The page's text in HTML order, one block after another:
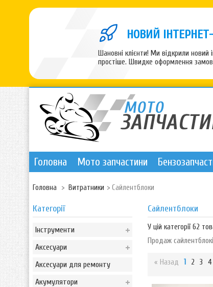
НОВИЙ
Шановні клієнти! Ми відкрили
простіше. Швидке оформлення
Головна Мото запчастини
Головна > Витратники > Сайлентблоки
Категорії
Інструменти
Аксесуари
Аксесуари для ремонту
Акумулятори
Сайлентблоки
У цій категорії 62
Продаж
« Назад 1 2 3 4